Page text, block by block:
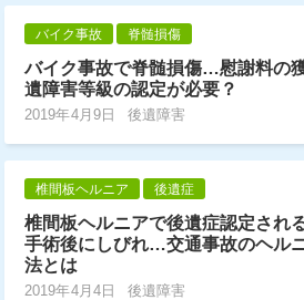
バイク事故 脊髄損傷
バイク事故で脊髄損傷…慰謝料の
遺障害等級の認定が必要？
2019年4月9日 後遺障害
椎間板ヘルニア 後遺症
椎間板ヘルニアで後遺症認定され
手術後にしびれ…交通事故のヘル
法とは
2019年4月4日 後遺障害